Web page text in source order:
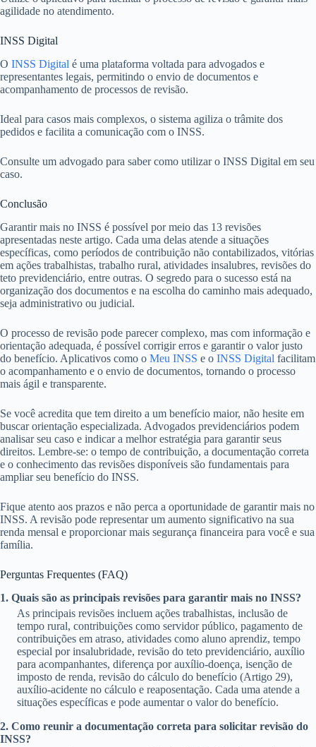
agilidade no atendimento.
INSS Digital
O INSS Digital é uma plataforma voltada para advogados e
representantes legais, permitindo o envio de documentos e
acompanhamento de processos de revisão.
Ideal para casos mais complexos, o sistema agiliza o trâmite dos
pedidos e facilita a comunicação com o INSS.
Consulte um advogado para saber como utilizar o INSS Digital em seu
caso.
Conclusão
Garantir mais no INSS é possível por meio das 13 revisões
apresentadas neste artigo. Cada uma delas atende a situações
específicas, como períodos de contribuição não contabilizados, vitórias
em ações trabalhistas, trabalho rural, atividades insalubres, revisões do
teto previdenciário, entre outras. O segredo para o sucesso está na
organização dos documentos e na escolha do caminho mais adequado,
seja administrativo ou judicial.
O processo de revisão pode parecer complexo, mas com informação e
orientação adequada, é possível corrigir erros e garantir o valor justo
do benefício. Aplicativos como o Meu INSS e o INSS Digital facilitam
o acompanhamento e o envio de documentos, tornando o processo
mais ágil e transparente.
Se você acredita que tem direito a um benefício maior, não hesite em
buscar orientação especializada. Advogados previdenciários podem
analisar seu caso e indicar a melhor estratégia para garantir seus
direitos. Lembre-se: o tempo de contribuição, a documentação correta
e o conhecimento das revisões disponíveis são fundamentais para
ampliar seu benefício do INSS.
Fique atento aos prazos e não perca a oportunidade de garantir mais no
INSS. A revisão pode representar um aumento significativo na sua
renda mensal e proporcionar mais segurança financeira para você e sua
família.
Perguntas Frequentes (FAQ)
1. Quais são as principais revisões para garantir mais no INSS?
As principais revisões incluem ações trabalhistas, inclusão de
tempo rural, contribuições como servidor público, pagamento de
contribuições em atraso, atividades como aluno aprendiz, tempo
especial por insalubridade, revisão do teto previdenciário, auxílio
para acompanhantes, diferença por auxílio-doença, isenção de
imposto de renda, revisão do cálculo do benefício (Artigo 29),
auxílio-acidente no cálculo e reaposentação. Cada uma atende a
situações específicas e pode aumentar o valor do benefício.
2. Como reunir a documentação correta para solicitar revisão do
INSS?